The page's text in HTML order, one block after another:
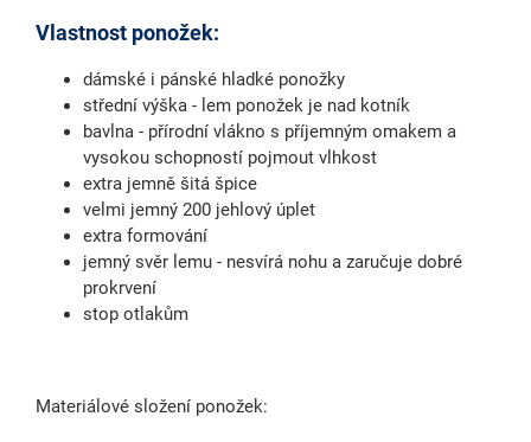
Vlastnost ponožek:
dámské i pánské hladké ponožky
střední výška - lem ponožek je nad kotník
bavlna - přírodní vlákno s příjemným omakem a
vysokou schopností pojmout vlhkost
extra jemně šitá špice
velmi jemný 200 jehlový úplet
extra formování
jemný svěr lemu - nesvírá nohu a zaručuje dobré
prokrvení
stop otlakům
Materiálové složení ponožek: